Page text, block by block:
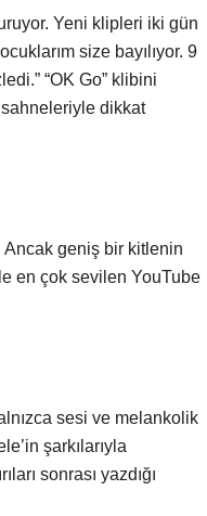
Yeni klipleri iki gün
size bayılıyor. 9
“OK Go” klibini
dikkat
Ancak geniş bir kitlenin
en çok sevilen YouTube
sesi ve melankolik
şarkılarıyla
sonrası yazdığı